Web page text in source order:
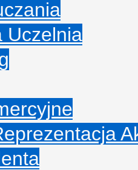
Uczelnia